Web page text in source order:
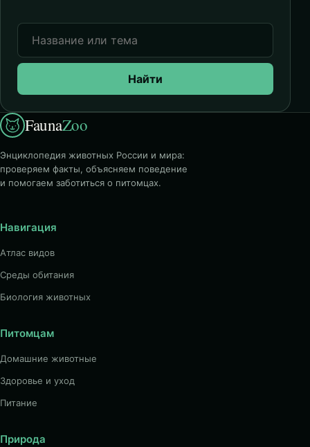
Найти
FaunaZoo
Энциклопедия животных России и мира:
проверяем факты, объясняем поведение
и помогаем заботиться о питомцах.
Навигация
Атлас видов
Среды обитания
Биология животных
Питомцам
Домашние животные
Здоровье и уход
Питание
Природа